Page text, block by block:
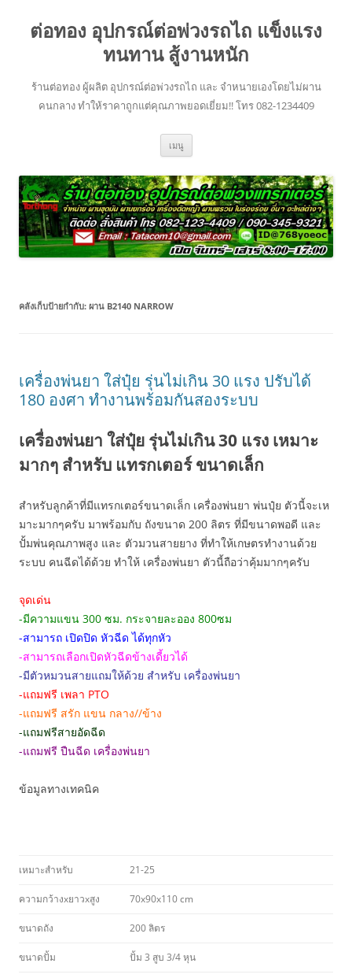
เนื้อหา
ต่อทอง อุปกรณ์ต่อพ่วงรถไถ แข็งแรง
ทนทาน สู้งานหนัก
ร้านต่อทอง ผู้ผลิต อุปกรณ์ต่อพ่วงรถไถ และ จำหนายเองโดยไม่ผาน
คนกลาง ทำให้ราคาถูกแต่คุณภาพยอดเยี่ยม!! โทร 082-1234409
เมนู
คลังเก็บป้ายกำกับ: ผาน B2140 NARROW
เครื่องพ่นยา ใส่ปุ๋ย รุ่นไม่เกิน 30 แรง ปรับได้
180 องศา ทำงานพร้อมกันสองระบบ
เครื่องพ่นยา ใส่ปุ๋ย รุ่นไม่เกิน 30 แรง เหมาะ
มากๆ สำหรับ แทรกเตอร์ ขนาดเล็ก
สำหรับลูกค้าที่มีแทรกเตอร์ขนาดเล็ก เครื่องพ่นยา พ่นปุ๋ย ตัวนี้จะเห
มาะมากๆครับ มาพร้อมกับ ถังขนาด 200 ลิตร ที่มีขนาดพอดี และ
ปั้มพ่นคุณภาพสูง และ ตัวมวนสายยาง ที่ทำให้เกษตรทำงานด้วย
ระบบ คนฉีดได้ด้วย ทำให้ เครื่องพ่นยา ตัวนี้ถือว่าคุ้มมากๆครับ
จุดเด่น
-มีความแขน 300 ซม. กระจายละออง 800ซม
-สามารถ เปิดปิด หัวฉีด ได้ทุกหัว
-สามารถเลือกเปิดหัวฉีดข้างเดี้ยวได้
-มีตัวหมวนสายแถมให้ด้วย สำหรับ เครื่องพ่นยา
-แถมฟรี เพลา PTO
-แถมฟรี สรัก แขน กลาง//ข้าง
-แถมฟรีสายอัดฉีด
-แถมฟรี ปืนฉีด เครื่องพ่นยา
ข้อมูลทางเทคนิค
เหมาะสำหรับ 21-25
ความกว้างxยาวxสูง 70x90x110 cm
ขนาดถัง 200 ลิตร
ขนาดปั้ม ปั้ม 3 สูบ 3/4 หุน